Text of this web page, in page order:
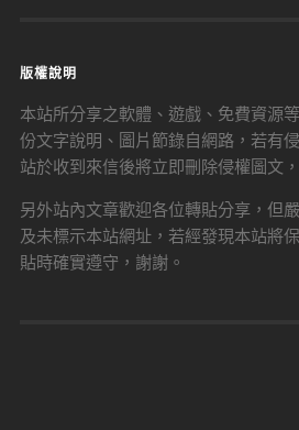
版權說明
本站所分享之軟體、遊戲、免費資源
份文字說明、圖片節錄自網路，若有
站於收到來信後將立即刪除侵權圖文
另外站內文章歡迎各位轉貼分享，但
及未標示本站網址，若經發現本站將
貼時確實遵守，謝謝。